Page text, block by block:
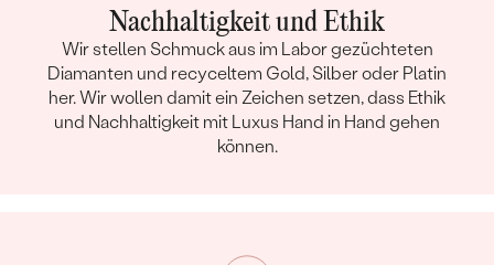
Nachhaltigkeit und Ethik
Wir stellen Schmuck aus im Labor gezüchteten
Diamanten und recyceltem Gold, Silber oder Platin
her. Wir wollen damit ein Zeichen setzen, dass Ethik
und Nachhaltigkeit mit Luxus Hand in Hand gehen
können.